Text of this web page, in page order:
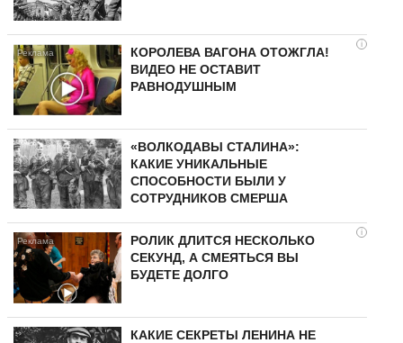
i
КОРОЛЕВА ВАГОНА ОТОЖГЛА!
ВИДЕО НЕ ОСТАВИТ
РАВНОДУШНЫМ
«ВОЛКОДАВЫ СТАЛИНА»:
КАКИЕ УНИКАЛЬНЫЕ
СПОСОБНОСТИ БЫЛИ У
СОТРУДНИКОВ СМЕРША
i
РОЛИК ДЛИТСЯ НЕСКОЛЬКО
СЕКУНД, А СМЕЯТЬСЯ ВЫ
БУДЕТЕ ДОЛГО
КАКИЕ СЕКРЕТЫ ЛЕНИНА НЕ